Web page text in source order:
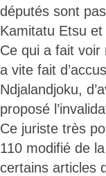
députés sont
Kamitatu Etsu et
Ce qui a fait voir
a vite fait
Ndjalandjoku,
proposé
Ce juriste très
110 modifié de
certains articles